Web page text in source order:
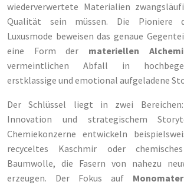
wiederverwertete Materialien
Qualität sein müssen. Die Pioniere
Luxusmode beweisen das genaue
eine Form der materiellen
vermeintlichen Abfall in
erstklassige und emotional aufgeladene
Der Schlüssel liegt in zwei
Innovation und strategischem
Chemiekonzerne entwickeln
recyceltes Kaschmir oder
Baumwolle, die Fasern von nahezu
erzeugen. Der Fokus auf